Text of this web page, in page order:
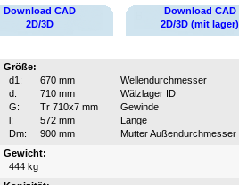
Download CAD
2D/3D
Download CAD
2D/3D (mit lager)
Größe:
d1:
670 mm
Wellendurchmesser
d:
710 mm
Wälzlager ID
G:
Tr 710x7 mm
Gewinde
l:
572 mm
Länge
Dm:
900 mm
Mutter Außendurchmesser
Gewicht:
444 kg